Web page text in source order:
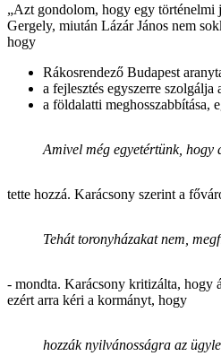
„Azt gondolom, hogy egy történelmi
Gergely, miután Lázár János nem
hogy
Rákosrendező Budapest
a fejlesztés egyszerre szolgálja
a földalatti meghosszabbítása,
Amivel még egyetértünk, hogy
tette hozzá. Karácsony szerint a
Tehát toronyházakat nem,
- mondta. Karácsony kritizálta, hogy
ezért arra kéri a kormányt, hogy
hozzák nyilvánosságra az